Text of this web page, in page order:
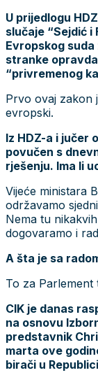
U prijedlogu
slučaje “Sejdić i
Evropskog
stranke
“privremenog
Prvo ovaj zakon
evropski.
Iz HDZ-a i jučer
povučen s
rješenju. Ima li
Vijeće ministara
održavamo
Nema tu
dogovaramo i
A šta je sa
To za Parlement
CIK je danas
na osnovu
predstavnik
marta ove
birači u